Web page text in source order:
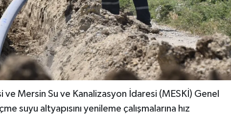
Mersin Su ve Kanalizasyon İdaresi (MESKİ) Genel
suyu altyapısını yenileme çalışmalarına hız